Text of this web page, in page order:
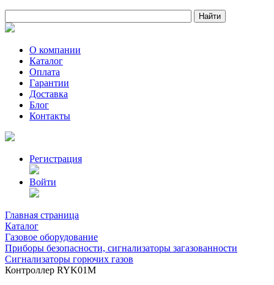
О компании
Каталог
Оплата
Гарантии
Доставка
Блог
Контакты
Регистрация
Войти
Главная страница
Каталог
Газовое оборудование
Приборы безопасности, сигнализаторы загазованности
Сигнализаторы горючих газов
Контроллер RYK01M